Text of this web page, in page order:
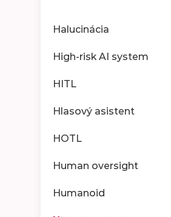
Halucinácia
High-risk AI system
HITL
Hlasový asistent
HOTL
Human oversight
Humanoid